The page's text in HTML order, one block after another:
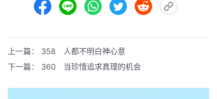
上一篇： 358 人都不明白神心意
下一篇： 360 当珍惜追求真理的机会